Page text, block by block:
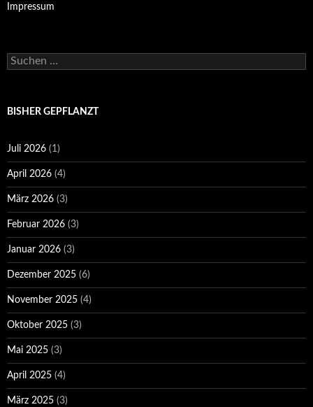
Impressum
Suchen
nach:
BISHER GEPFLANZT
Juli 2026 (1)
April 2026 (4)
März 2026 (3)
Februar 2026 (3)
Januar 2026 (3)
Dezember 2025 (6)
November 2025 (4)
Oktober 2025 (3)
Mai 2025 (3)
April 2025 (4)
März 2025 (3)